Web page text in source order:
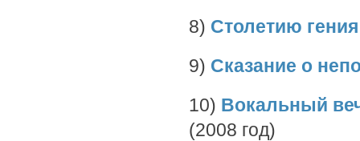
8) Столетию гения
9) Сказание о
10) Вокальный
(2008 год)